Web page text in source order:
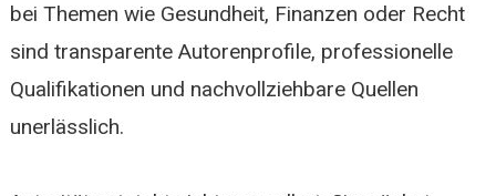
bei Themen wie Gesundheit, Finanzen oder Recht
sind transparente Autorenprofile, professionelle
Qualifikationen und nachvollziehbare Quellen
unerlässlich.